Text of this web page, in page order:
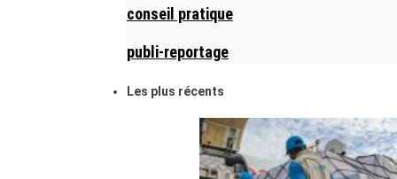
conseil pratique
publi-reportage
Les plus récents